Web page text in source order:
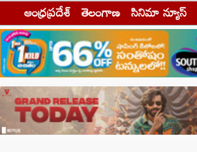
ఆంధ్రప్రదేశ్ తెలంగాణ సినిమా న్యూస్